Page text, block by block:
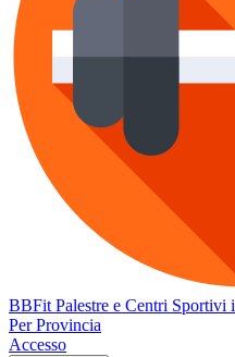
BBFit Palestre e Centri Sportivi
Per Provincia
Accesso